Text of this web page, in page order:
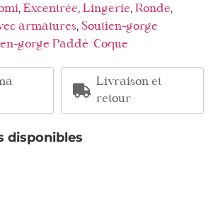
, Excentrée, Lingerie, Ronde,
armatures, Soutien-gorge
gorge Paddé/Coque
Livraison et
retour
disponibles